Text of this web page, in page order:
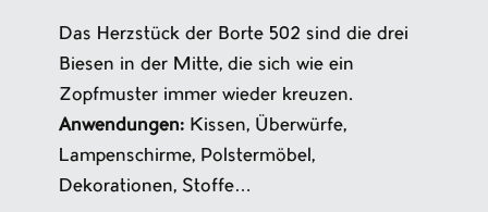
Das Herzstück der Borte 502 sind die drei
Biesen in der Mitte, die sich wie ein
Zopfmuster immer wieder kreuzen.
Anwendungen:Kissen, Überwürfe,
Lampenschirme, Polstermöbel,
Dekorationen, Stoffe…